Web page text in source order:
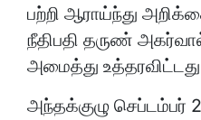
பற்றி ஆராய்ந்து
நீதிபதி தருண்
அமைத்து
அந்தக்குழு செப்டம்பர்